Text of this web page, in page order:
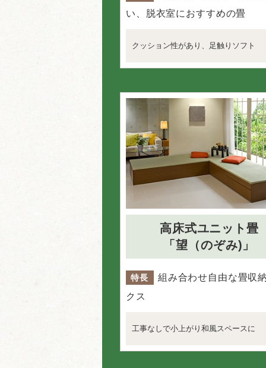
い、脱衣室におすすめの畳
クッション性があり、足触りソフト
高床式ユニット畳
「望（のぞみ)」
特長
組み合わせ自由な畳収
クス
工事なしで小上がり和風スペースに